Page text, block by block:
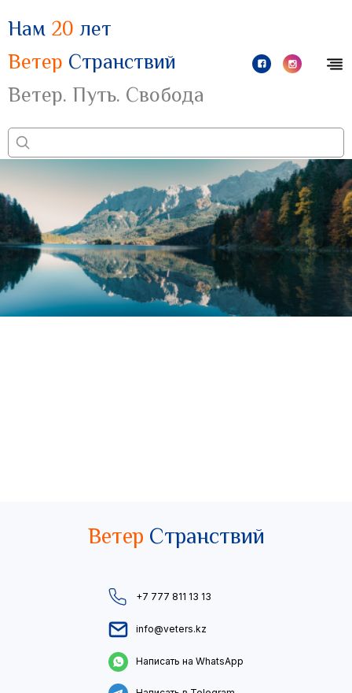
Нам 20 лет
Ветер Странствий
Ветер. Путь. Свобода
Ветер Странствий
+7 777 811 13 13
info@veters.kz
Написать на WhatsApp